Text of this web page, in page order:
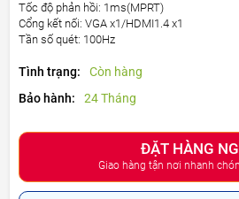
Tốc độ phản hồi: 1ms(MPRT)
Cổng kết nối: VGA x1/HDMI1.4 x1
Tần số quét: 100Hz
Tình trạng:
Còn hàng
Bảo hành:
24 Tháng
ĐẶT HÀNG
Giao hàng tận nơi nhanh